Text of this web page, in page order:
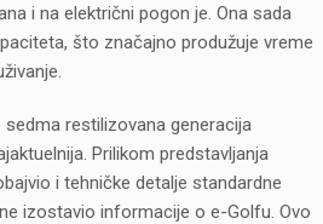
i na električni pogon je. Ona sada
što značajno produžuje vreme
restilizovana generacija
Prilikom predstavljanja
i tehničke detalje standardne
izostavio informacije o e-Golfu. Ovo